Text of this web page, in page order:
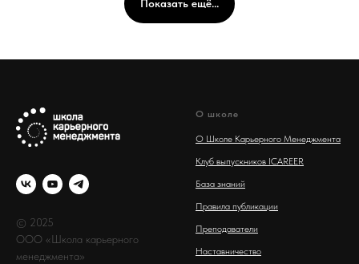
Показать ещё...
© 2025
ООО «Школа карьерного
менеджмента»
О школе
О Школе Карьерного Менеджмента
Клуб выпускников ICAREER
База знаний
Правила публикации
Преподаватели
Наставничество